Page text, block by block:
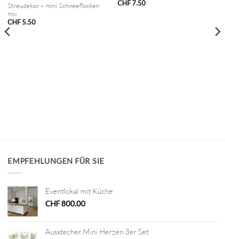
Streudekor – mini Schneeflocken
mix
CHF5.50
CHF7.50
EMPFEHLUNGEN FÜR SIE
Eventlokal mit Küche
CHF800.00
Ausstecher Mini Herzen 3er Set